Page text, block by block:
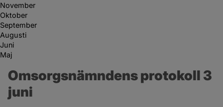
November
Oktober
September
Augusti
Juni
Maj
Omsorgsnämndens protokoll 3
juni